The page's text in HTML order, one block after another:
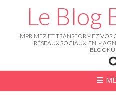
Le Blog
IMPRIMEZ ET TRANSFORMEZ VOS
RÉSEAUX SOCIAUX, EN